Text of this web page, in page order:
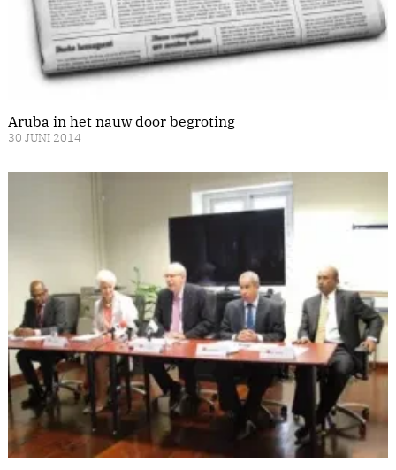
Aruba in het nauw door begroting
30 JUNI 2014